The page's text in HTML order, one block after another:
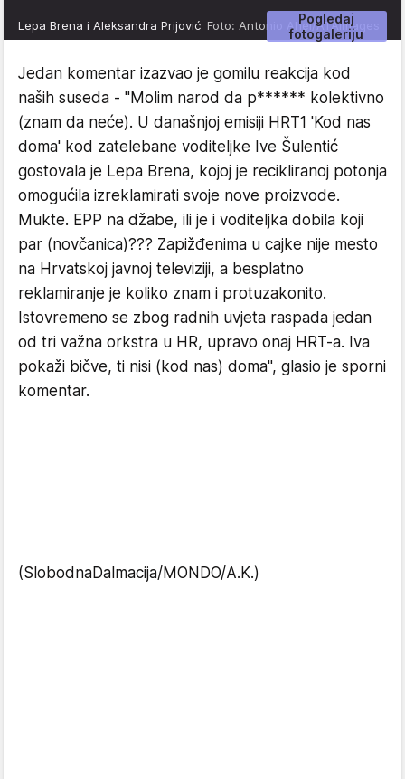
Pogledaj
fotogaleriju
Lepa Brena i Aleksandra Prijović Foto: Antonio Ahel/ATAImages
Jedan komentar izazvao je gomilu reakcija kod
naših suseda - "Molim narod da p****** kolektivno
(znam da neće). U današnjoj emisiji HRT1 'Kod nas
doma' kod zatelebane voditeljke Ive Šulentić
gostovala je Lepa Brena, kojoj je recikliranoj potonja
omogućila izreklamirati svoje nove proizvode.
Mukte. EPP na džabe, ili je i voditeljka dobila koji
par (novčanica)??? Zapižđenima u cajke nije mesto
na Hrvatskoj javnoj televiziji, a besplatno
reklamiranje je koliko znam i protuzakonito.
Istovremeno se zbog radnih uvjeta raspada jedan
od tri važna orkstra u HR, upravo onaj HRT-a. Iva
pokaži bičve, ti nisi (kod nas) doma", glasio je sporni
komentar.
(SlobodnaDalmacija/MONDO/A.K.)